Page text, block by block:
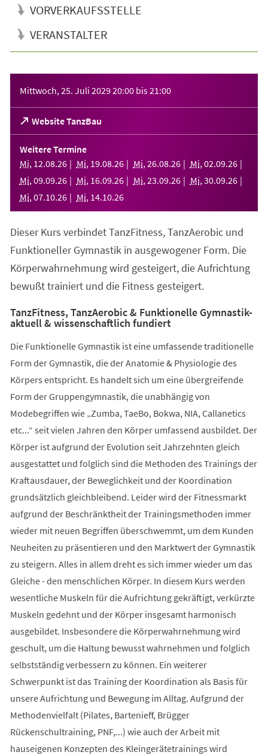
VORVERKAUFSSTELLE
VERANSTALTER
Mittwoch, 25. Juli 202920:00 bis21:00
Website TanzBau
(Öffnet
in
einem
neuen
Tab)
Weitere Termine
Mi, 12.08.26 Mi, 19.08.26 Mi, 26.08.26 Mi, 02.09.26
Mi, 09.09.26 Mi, 16.09.26 Mi, 23.09.26 Mi, 30.09.26
Mi, 07.10.26 Mi, 14.10.26
Dieser Kurs verbindet TanzFitness, TanzAerobic und
Funktioneller Gymnastik in ausgewogener Form. Die
Körperwahrnehmung wird gesteigert, die Aufrichtung
bewußt trainiert und die Fitness gesteigert.
TanzFitness, TanzAerobic & Funktionelle Gymnastik-
aktuell & wissenschaftlich fundiert
Die Funktionelle Gymnastik ist eine umfassende traditionelle
Form der Gymnastik, die der Anatomie & Physiologie des
Körpers entspricht. Es handelt sich um eine übergreifende
Form der Gruppengymnastik, die unabhängig von
Modebegriffen wie „Zumba, TaeBo, Bokwa, NIA, Callanetics
etc...“ seit vielen Jahren den Körper umfassend ausbildet. Der
Körper ist aufgrund der Evolution seit Jahrzehnten gleich
ausgestattet und folglich sind die Methoden des Trainings der
Kraftausdauer, der Beweglichkeit und der Koordination
grundsätzlich gleichbleibend. Leider wird der Fitnessmarkt
aufgrund der Beschränktheit der Trainingsmethoden immer
wieder mit neuen Begriffen überschwemmt, um dem Kunden
Neuheiten zu präsentieren und den Marktwert der Gymnastik
zu steigern. Alles in allem dreht es sich immer wieder um das
Gleiche - den menschlichen Körper. In diesem Kurs werden
wesentliche Muskeln für die Aufrichtung gekräftigt, verkürzte
Muskeln gedehnt und der Körper insgesamt harmonisch
ausgebildet. Insbesondere die Körperwahrnehmung wird
geschult, um die Haltung bewusst wahrnehmen und folglich
selbstständig verbessern zu können. Ein weiterer
Schwerpunkt ist das Training der Koordination als Basis für
unsere Aufrichtung und Bewegung im Alltag. Aufgrund der
Methodenvielfalt (Pilates, Bartenieff, Brügger
Rückenschultraining, PNF,...) wie auch der Arbeit mit
hauseigenen Konzepten des Kleingerätetrainings wird